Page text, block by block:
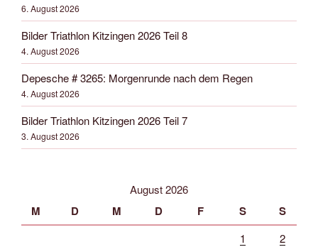
6. August 2026
Bilder Triathlon Kitzingen 2026 Teil 8
4. August 2026
Depesche # 3265: Morgenrunde nach dem Regen
4. August 2026
Bilder Triathlon Kitzingen 2026 Teil 7
3. August 2026
August 2026
M D M D F S S
1
2